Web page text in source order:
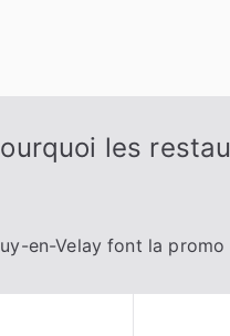
les
en-Velay font la